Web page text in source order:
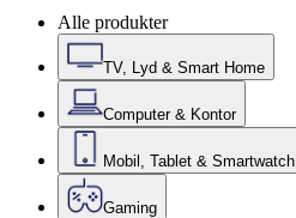
Alle produkter
TV, Lyd & Smart Home
Computer & Kontor
Mobil, Tablet & Smartwatch
Gaming